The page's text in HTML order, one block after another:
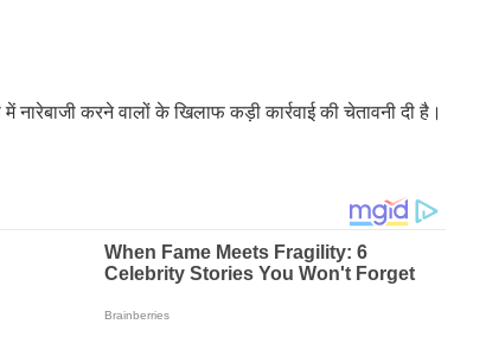
करने वालों के खिलाफ कड़ी कार्रवाई की चेतावनी दी है।